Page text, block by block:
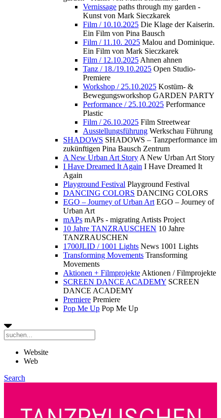
Vernissage paths through my garden -
Kunst von Mark Sieczkarek
Film / 10.10.2025 Die Klage der Kaiserin.
Ein Film von Pina Bausch
Film / 11.10. 2025 Malou and Dominique.
Ein Film von Mark Sieczkarek
Film / 12.10.2025 Ahnen ahnen
Tanz / 18./19.10.2025 Open Studio-
Premiere
Workshop / 25.10.2025 Kostüm- &
Bewegungsworkshop GARDEN PARTY
Performance / 25.10.2025 Performance
Plastic
Film / 26.10.2025 Film Streetwear
Ausstellungsführung Werkschau Führung
SHADOWS SHADOWS – Tanzperformance im
zukünftigen Pina Bausch Zentrum
A New Urban Art Story A New Urban Art Story
I Have Dreamed It Again I Have Dreamed It
Again
Playground Festival Playground Festival
DANCING COLORS DANCING COLORS
EGO – Journey of Urban Art EGO – Journey of
Urban Art
mAPs mAPs - migrating Artists Project
10 Jahre TANZRAUSCHEN 10 Jahre
TANZRAUSCHEN
1700JLID / 1001 Lights News 1001 Lights
Transforming Movements Transforming
Movements
Aktionen + Filmprojekte Aktionen / Filmprojekte
SCREEN DANCE ACADEMY SCREEN
DANCE ACADEMY
Premiere Premiere
Pop Me Up Pop Me Up
Website
Web
Search